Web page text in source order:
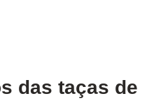
das taças de